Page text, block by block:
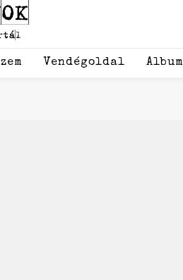
Vendégoldal Album